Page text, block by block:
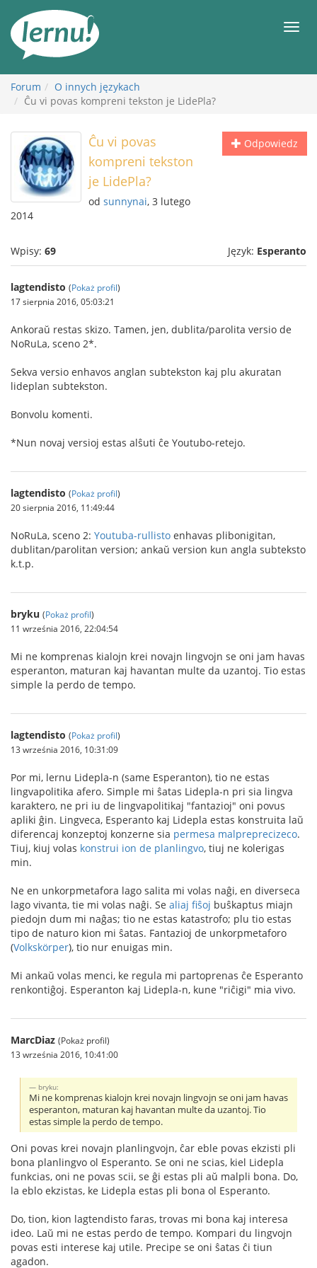
Forum
O innych językach
Ĉu vi povas kompreni tekston je LidePla?
Odpowiedz
Ĉu vi povas
kompreni tekston
je LidePla?
od sunnynai, 3 lutego
2014
Wpisy: 69 Język: Esperanto
lagtendisto (Pokaż profil)
17 sierpnia 2016, 05:03:21
Ankoraŭ restas skizo. Tamen, jen, dublita/parolita versio de
NoRuLa, sceno 2*.
Sekva versio enhavos anglan subtekston kaj plu akuratan
lideplan subtekston.
Bonvolu komenti.
*Nun novaj versioj estas alŝuti ĉe Youtubo-retejo.
lagtendisto (Pokaż profil)
20 sierpnia 2016, 11:49:44
NoRuLa, sceno 2: Youtuba-rullisto enhavas plibonigitan,
dublitan/parolitan version; ankaŭ version kun angla subteksto
k.t.p.
bryku (Pokaż profil)
11 września 2016, 22:04:54
Mi ne komprenas kialojn krei novajn lingvojn se oni jam havas
esperanton, maturan kaj havantan multe da uzantoj. Tio estas
simple la perdo de tempo.
lagtendisto (Pokaż profil)
13 września 2016, 10:31:09
Por mi, lernu Lidepla-n (same Esperanton), tio ne estas
lingvapolitika afero. Simple mi ŝatas Lidepla-n pri sia lingva
karaktero, ne pri iu de lingvapolitikaj "fantazioj" oni povus
apliki ĝin. Lingveca, Esperanto kaj Lidepla estas konstruita laŭ
diferencaj konzeptoj konzerne sia permesa malpreprecizeco.
Tiuj, kiuj volas konstrui ion de planlingvo, tiuj ne kolerigas
min.
Ne en unkorpmetafora lago salita mi volas naĝi, en diverseca
lago vivanta, tie mi volas naĝi. Se aliaj fiŝoj buŝkaptus miajn
piedojn dum mi naĝas; tio ne estas katastrofo; plu tio estas
tipo de naturo kion mi ŝatas. Fantazioj de unkorpmetaforo
(Volkskörper), tio nur enuigas min.
Mi ankaŭ volas menci, ke regula mi partoprenas ĉe Esperanto
renkontiĝoj. Esperanton kaj Lidepla-n, kune "riĉigi" mia vivo.
MarcDiaz (Pokaż profil)
13 września 2016, 10:41:00
bryku:
Mi ne komprenas kialojn krei novajn lingvojn se oni jam havas
esperanton, maturan kaj havantan multe da uzantoj. Tio
estas simple la perdo de tempo.
Oni povas krei novajn planlingvojn, ĉar eble povas ekzisti pli
bona planlingvo ol Esperanto. Se oni ne scias, kiel Lidepla
funkcias, oni ne povas scii, se ĝi estas pli aŭ malpli bona. Do,
la eblo ekzistas, ke Lidepla estas pli bona ol Esperanto.
Do, tion, kion lagtendisto faras, trovas mi bona kaj interesa
ideo. Laŭ mi ne estas perdo de tempo. Kompari du lingvojn
povas esti interese kaj utile. Precipe se oni ŝatas ĉi tiun
agadon.